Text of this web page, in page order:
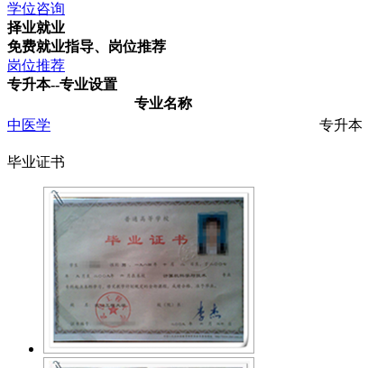
学位咨询
择业就业
免费就业指导、岗位推荐
岗位推荐
专升本--专业设置
专业名称
中医学
专升本
毕业证书